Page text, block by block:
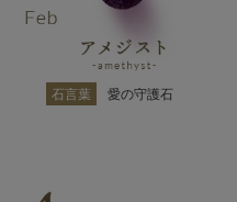
石言葉 愛の守護石